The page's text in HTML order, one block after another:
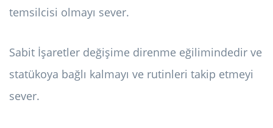
temsilcisi olmayı sever.
Sabit İşaretler değişime direnme eğilimindedir ve
statükoya bağlı kalmayı ve rutinleri takip etmeyi
sever.